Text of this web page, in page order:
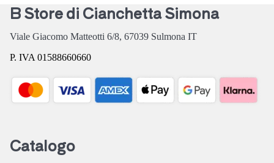
B Store di Cianchetta Simona
Viale Giacomo Matteotti 6/8, 67039 Sulmona IT
P. IVA 01588660660
Catalogo